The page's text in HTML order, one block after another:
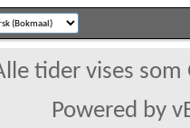
tider vises som
Powered by